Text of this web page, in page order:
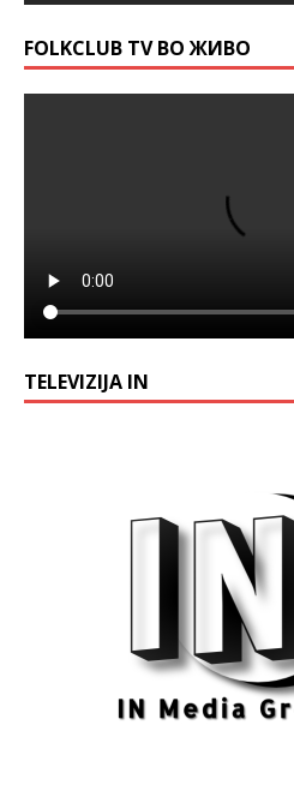
FOLKCLUB TV ВО ЖИВО
TELEVIZIJA IN